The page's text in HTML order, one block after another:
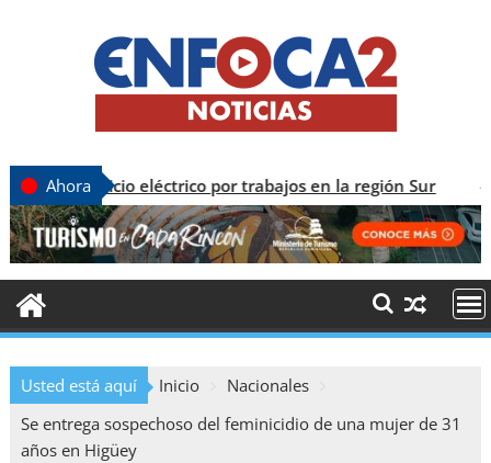
Ahora
eléctrico por trabajos en la región Sur
Usted está aquí Inicio
Nacionales
Se entrega sospechoso del feminicidio de una mujer de 31
años en Higüey